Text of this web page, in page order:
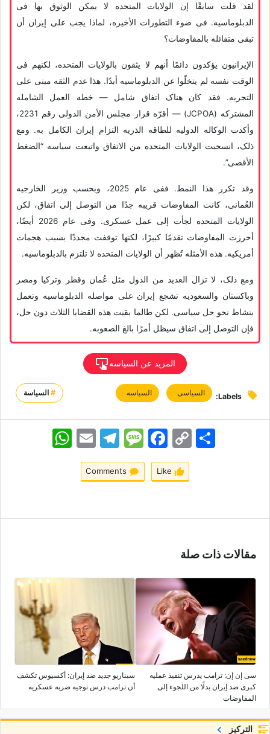
لقد قلت سابقًا إن الولایات المتحده لا یمکن الوثوق بها فی
الدبلوماسیه. فی ضوء التطورات الأخیره، لماذا یجب على إیران أن
تبقى متفائله بالمفاوضات؟
الإیرانیون یؤکدون دائمًا أنهم لا یثقون بالولایات المتحده، لکنهم فی
الوقت نفسه لم یتخلّوا عن الدبلوماسیه أبدًا. هذا عدم الثقه مبنی على
التجربه. فقد کان هناک اتفاق شامل — خطه العمل الشامله
المشترکه (JCPOA) — أقرّه قرار مجلس الأمن الدولی رقم 2231،
وأکدت الوکاله الدولیه للطاقه الذریه التزام إیران الکامل به. ومع
ذلک، انسحبت الولایات المتحده من الاتفاق واتبعت سیاسه “الضغط
الأقصى”.
وقد تکرر هذا النمط. ففی عام 2025، وبحسب وزیر الخارجیه
العُمانی، کانت المفاوضات قریبه جدًا من التوصل إلى اتفاق، لکن
الولایات المتحده لجأت إلى عمل عسکری. وفی عام 2026 أیضًا،
أحرزت المفاوضات تقدمًا کبیرًا، لکنها توقفت مجددًا بسبب هجمات
أمریکیه. هذه الأمثله تُظهر أن الولایات المتحده لا تلتزم بالدبلوماسیه.
ومع ذلک، لا تزال العدید من الدول مثل عُمان وقطر وترکیا ومصر
وباکستان والسعودیه تشجع إیران على مواصله الدبلوماسیه وتعمل
بنشاط نحو حل سیاسی. لکن طالما بقیت هذه القضایا الثلاث دون حل،
فإن التوصل إلى اتفاق سیظل أمرًا بالغ الصعوبه.
المزید عن السیاسه
Labels: السیاسی السیاسه #السياسة
WhatsApp EmailTelegramMessageFacebook Copy
Link
اشتراک
Like
Comments
مقالات ذات صلة
سی إن إن: ترامب یدرس تنفیذ عملیه
کبرى ضد إیران بدلًا من اللجوء إلى
المفاوضات
سیناریو جدید ضد إیران: أکسیوس تکشف
أن ترامب درس توجیه ضربه عسکریه
التركيز